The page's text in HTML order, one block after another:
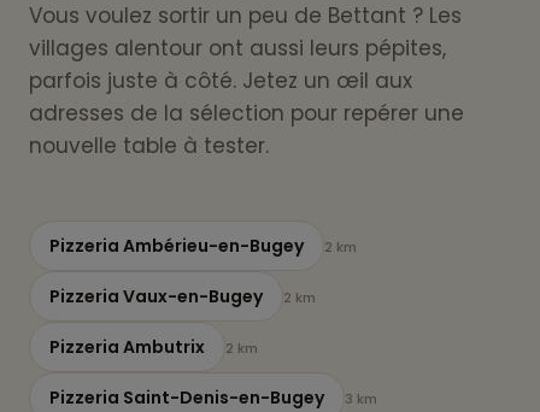
Vous voulez sortir un peu de Bettant ? Les
villages alentour ont aussi leurs pépites,
parfois juste à côté. Jetez un œil aux
adresses de la sélection pour repérer une
nouvelle table à tester.
Pizzeria Ambérieu-en-Bugey 2 km
Pizzeria Vaux-en-Bugey 2 km
Pizzeria Ambutrix 2 km
Pizzeria Saint-Denis-en-Bugey 3 km